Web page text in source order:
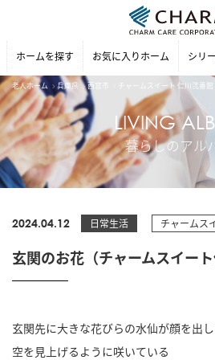
ホームを探す お気に入りホーム シリ
老人ホーム 兵庫県 西宮市 チャームスイート 仁川弐番館
LIVING
暮らしのアル
2024.04.12 日常生活 チャームス
玄関のお花（チャームスイート
玄関先に大きな花びらの水仙が顔を出し
空を見上げるように咲いている